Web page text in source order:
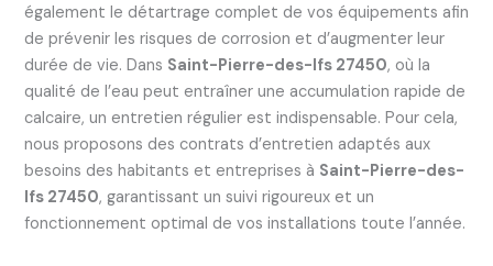
également le détartrage complet de vos équipements afin
de prévenir les risques de corrosion et d’augmenter leur
durée de vie. Dans Saint-Pierre-des-Ifs 27450, où la
qualité de l’eau peut entraîner une accumulation rapide de
calcaire, un entretien régulier est indispensable. Pour cela,
nous proposons des contrats d’entretien adaptés aux
besoins des habitants et entreprises à Saint-Pierre-des-
Ifs 27450, garantissant un suivi rigoureux et un
fonctionnement optimal de vos installations toute l’année.